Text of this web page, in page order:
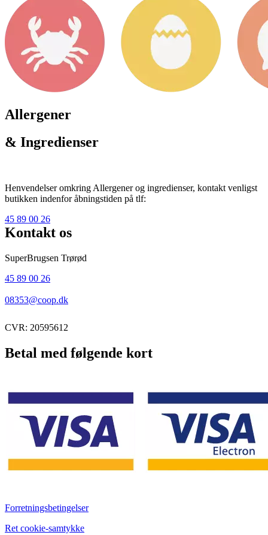
Allergener
& Ingredienser
Henvendelser omkring Allergener og ingredienser, kontakt venligst
butikken indenfor åbningstiden på tlf:
45 89 00 26
Kontakt os
SuperBrugsen Trørød
45 89 00 26
08353@coop.dk
CVR: 20595612
Betal med følgende kort
Forretningsbetingelser
Ret cookie-samtykke